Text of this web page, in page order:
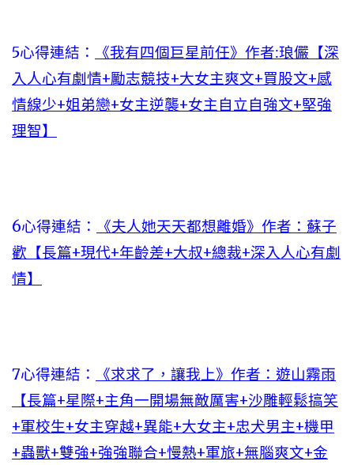
5心得連結：
《我有四個巨星前任》作者:琅儼【深
入人心有劇情+勵志競技+大女主爽文+買股文+感
情線少+姐弟戀+女主逆襲+女主自立自強文+堅強
理智】
6心得連結：
《夫人她天天都想離婚》作者：蘇子
歡【長篇+現代+年齡差+大叔+總裁+深入人心有劇
情】
7心得連結：
《求求了，讓我上》作者：遊山霧雨
【長篇+星際+主角一開場無敵厲害+沙雕輕鬆搞笑
+軍校生+女主穿越+異能+大女主+忠犬男主+機甲
+蟲獸+雙強+強強聯合+慢熱+軍旅+無腦爽文+金